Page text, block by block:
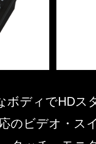
ボディでHDス
のビデオ・ス